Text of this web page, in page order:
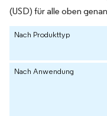
(USD) für alle oben
Nach Produkttyp
Nach Anwendung